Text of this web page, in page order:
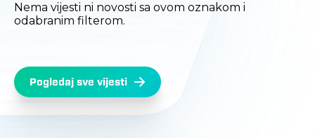
Nema vijesti ni novosti sa ovom oznakom i
odabranim filterom.
Pogledaj sve vijesti